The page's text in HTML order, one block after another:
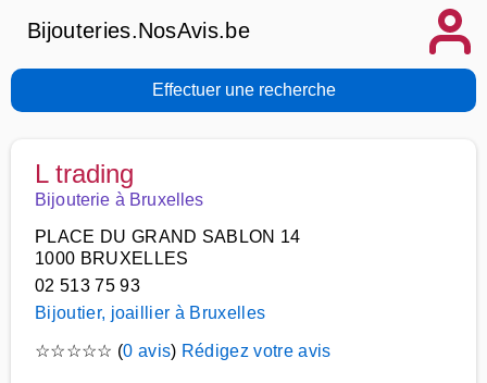
Bijouteries.NosAvis.be
Effectuer une recherche
L trading
Bijouterie à Bruxelles
PLACE DU GRAND SABLON 14
1000 BRUXELLES
02 513 75 93
Bijoutier, joaillier à Bruxelles
☆☆☆☆☆ (0 avis) Rédigez votre avis